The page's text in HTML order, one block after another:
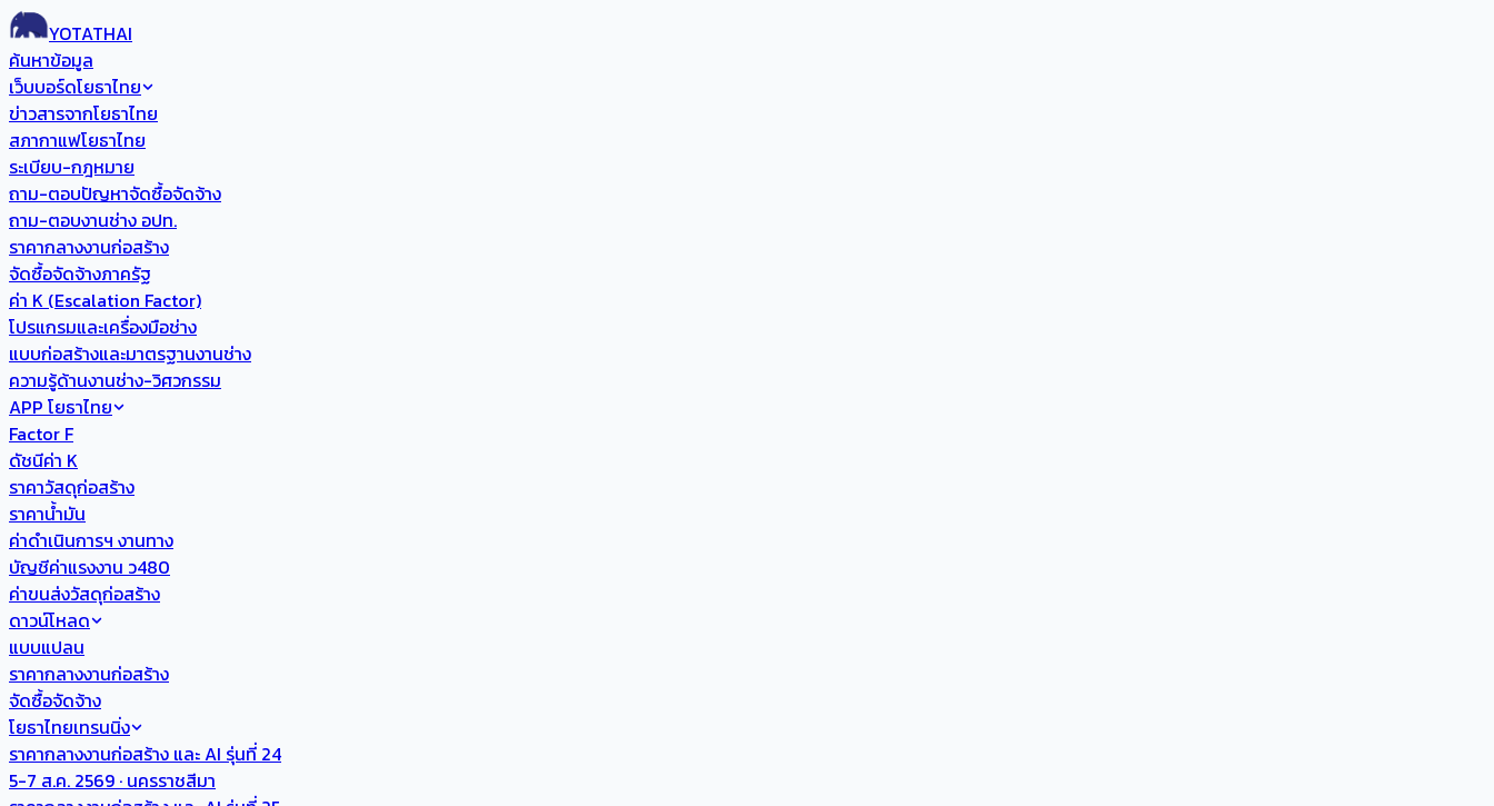
YOTATHAI
ค้นหาข้อมูล
เว็บบอร์ดโยธาไทย
ข่าวสารจากโยธาไทย
สภากาแฟโยธาไทย
ระเบียบ-กฎหมาย
ถาม-ตอบปัญหาจัดซื้อจัดจ้าง
ถาม-ตอบงานช่าง อปท.
ราคากลางงานก่อสร้าง
จัดซื้อจัดจ้างภาครัฐ
ค่า K (Escalation Factor)
โปรแกรมและเครื่องมือช่าง
แบบก่อสร้างและมาตรฐานงานช่าง
ความรู้ด้านงานช่าง-วิศวกรรม
APP โยธาไทย
Factor F
ดัชนีค่า K
ราคาวัสดุก่อสร้าง
ราคาน้ำมัน
ค่าดำเนินการฯ งานทาง
บัญชีค่าแรงงาน ว480
ค่าขนส่งวัสดุก่อสร้าง
ดาวน์โหลด
แบบแปลน
ราคากลางงานก่อสร้าง
จัดซื้อจัดจ้าง
โยธาไทยเทรนนิ่ง
ราคากลางงานก่อสร้าง และ AI รุ่นที่ 24
5-7 ส.ค. 2569 · นครราชสีมา